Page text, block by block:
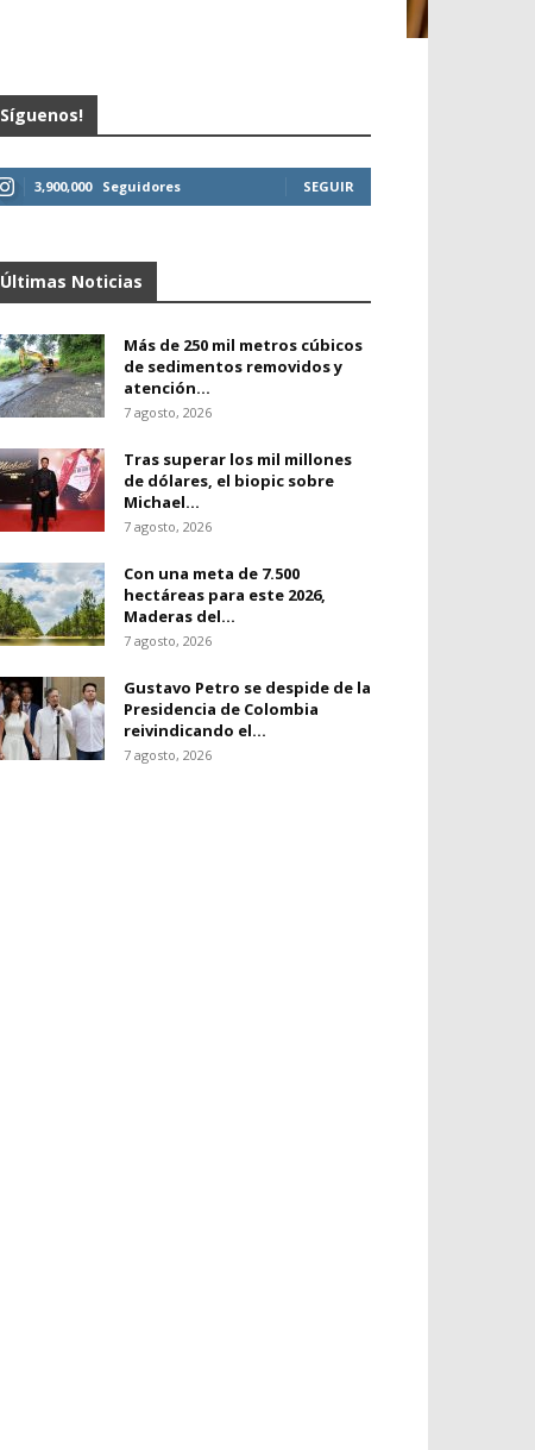
Síguenos!
3,900,000 Seguidores SEGUIR
Últimas Noticias
Más de 250 mil metros cúbicos
de sedimentos removidos y
atención...
7 agosto, 2026
Tras superar los mil millones
de dólares, el biopic sobre
Michael...
7 agosto, 2026
Con una meta de 7.500
hectáreas para este 2026,
Maderas del...
7 agosto, 2026
Gustavo Petro se despide de la
Presidencia de Colombia
reivindicando el...
7 agosto, 2026